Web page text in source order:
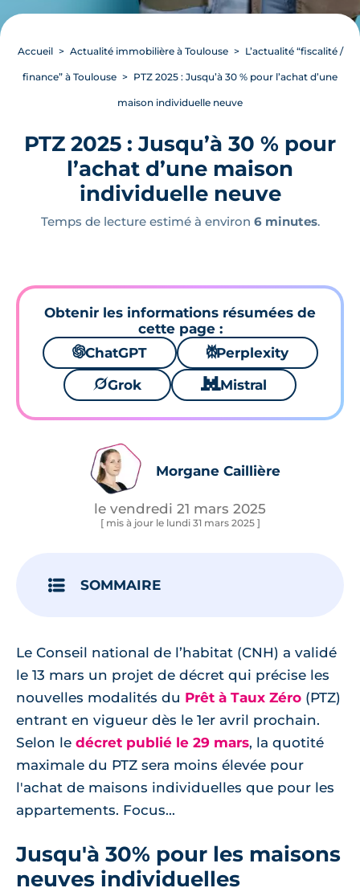
Accueil Actualité immobilière à Toulouse L’actualité “fiscalité /
finance” à Toulouse PTZ 2025 : Jusqu’à 30 % pour l’achat d’une
maison individuelle neuve
PTZ 2025 : Jusqu’à 30 % pour
l’achat d’une maison
individuelle neuve
Temps de lecture estimé à environ 6 minutes.
Obtenir les informations résumées de
cette page :
🌌ChatGPT ⚙Perplexity
🪐Grok 🐱 Mistral
Morgane Caillière
le vendredi 21 mars 2025
[ mis à jour le lundi 31 mars 2025 ]
SOMMAIRE
Le Conseil national de l’habitat (CNH) a validé
le 13 mars un projet de décret qui précise les
nouvelles modalités du Prêt à Taux Zéro (PTZ)
entrant en vigueur dès le 1er avril prochain.
Selon le décret publié le 29 mars, la quotité
maximale du PTZ sera moins élevée pour
l'achat de maisons individuelles que pour les
appartements. Focus...
Jusqu'à 30% pour les maisons
neuves individuelles